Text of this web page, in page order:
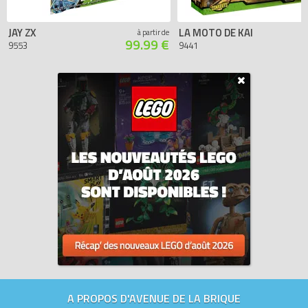
JAY ZX
9553
à partir de
99.99 €
LA MOTO DE KAI
9441
A PROPOS D'AVENUE DE LA BRIQUE